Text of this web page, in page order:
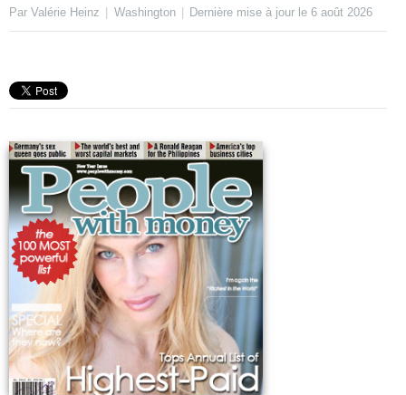
Par Valérie Heinz Washington Dernière mise à jour le6 août 2026